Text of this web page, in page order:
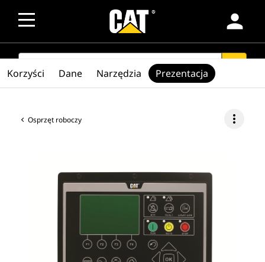
person
SEARCH
Osprzęt roboczy more_vert
Korzyści Dane Narzędzia Prezentacja